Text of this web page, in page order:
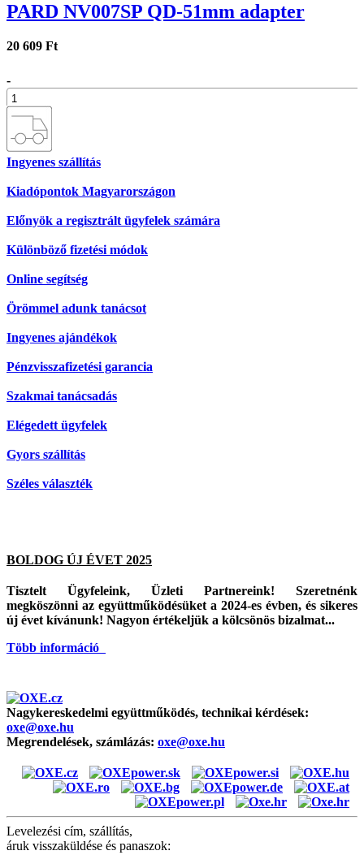
PARD NV007SP QD-51mm adapter
20 609 Ft
-
+
Ingyenes szállítás
Kiadópontok Magyarországon
Előnyök a regisztrált ügyfelek számára
Különböző fizetési módok
Online segítség
Örömmel adunk tanácsot
Ingyenes ajándékok
Pénzvisszafizetési garancia
Szakmai tanácsadás
Elégedett ügyfelek
Gyors szállítás
Széles választék
BOLDOG ÚJ ÉVET 2025
Tisztelt Ügyfeleink, Üzleti Partnereink! Szeretnénk
megköszönni az együttműködésüket a 2024-es évben, és sikeres
új évet kívánunk! Nagyon értékeljük a kölcsönös bizalmat...
Több információ
Nagykereskedelmi együttműködés, technikai kérdések:
oxe@oxe.hu
Megrendelések, számlázás: oxe@oxe.hu
Levelezési cím, szállítás,
áruk visszaküldése és panaszok: